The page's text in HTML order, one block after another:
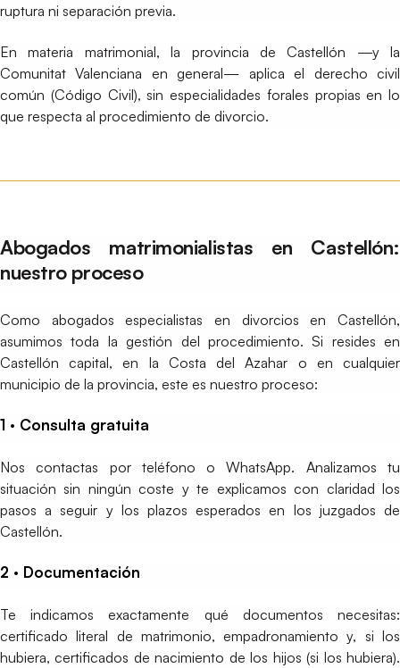
ruptura ni separación previa.
En materia matrimonial, la provincia de Castellón —y la
Comunitat Valenciana en general— aplica el derecho civil
común (Código Civil), sin especialidades forales propias en lo
que respecta al procedimiento de divorcio.
Abogados matrimonialistas en Castellón:
nuestro proceso
Como abogados especialistas en divorcios en Castellón,
asumimos toda la gestión del procedimiento. Si resides en
Castellón capital, en la Costa del Azahar o en cualquier
municipio de la provincia, este es nuestro proceso:
1 · Consulta gratuita
Nos contactas por teléfono o WhatsApp. Analizamos tu
situación sin ningún coste y te explicamos con claridad los
pasos a seguir y los plazos esperados en los juzgados de
Castellón.
2 · Documentación
Te indicamos exactamente qué documentos necesitas:
certificado literal de matrimonio, empadronamiento y, si los
hubiera, certificados de nacimiento de los hijos (si los hubiera).